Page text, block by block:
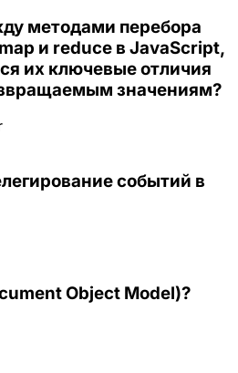
методами перебора
и reduce в JavaScript,
их ключевые отличия
значениям?
событий в
Object Model)?